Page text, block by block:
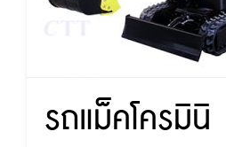
รถแม็คโครมินิ